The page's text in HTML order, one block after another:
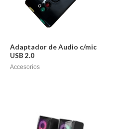
Adaptador de Audio c/mic
USB 2.0
Accesorios